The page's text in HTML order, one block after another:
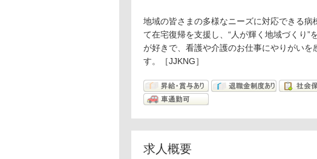
地域の皆さまの多様なニーズに対応できる
て在宅復帰を支援し、“人が輝く地域づくり
が好きで、看護や介護のお仕事にやりがい
す。［JJKNG］
求人概要